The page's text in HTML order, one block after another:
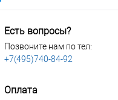
Есть вопросы?
Позвоните нам по тел:
+7(495)740-84-92
Оплата